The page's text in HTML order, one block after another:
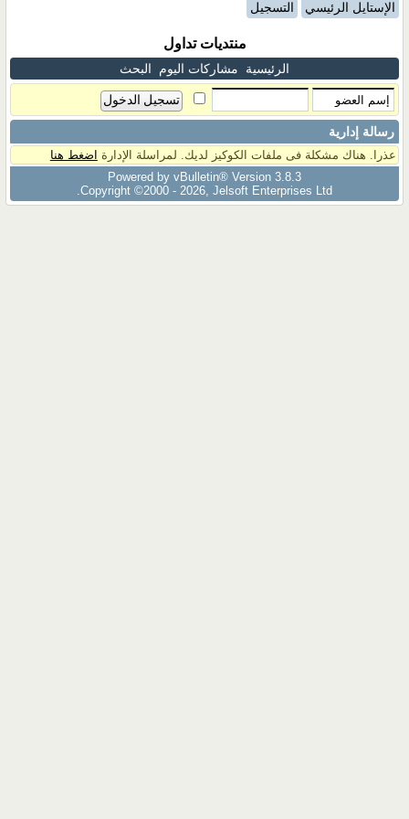
الإستايل الرئيسي التسجيل
منتديات تداول
الرئيسية مشاركات اليوم البحث
رسالة إدارية
عذرا. هناك مشكلة فى ملفات الكوكيز لديك. لمراسلة الإدارة اضغط هنا
Powered by vBulletin® Version 3.8.3
Copyright ©2000 - 2026, Jelsoft Enterprises Ltd.